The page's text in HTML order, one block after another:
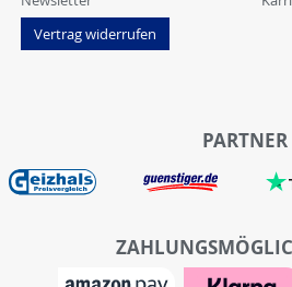
Vertrag widerrufen
PARTNER